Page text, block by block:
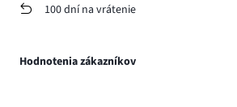
100 dní na vrátenie
Hodnotenia zákazníkov